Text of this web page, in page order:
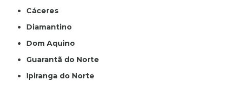
Cáceres
Diamantino
Dom Aquino
Guarantã do Norte
Ipiranga do Norte